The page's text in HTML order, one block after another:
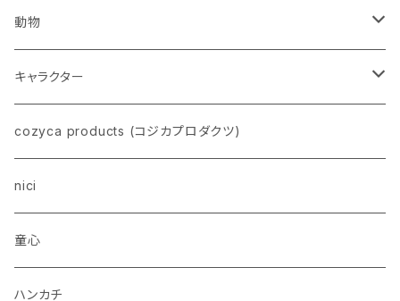
動物
ネコ
イヌ
トイプードル
柴犬
ウザギ
パンダ
リス
キャラクター
スヌーピー
モンチッチ
ムーミン
ちいかわ
cozyca products (コジカプロダクツ)
nici
童心
ハンカチ